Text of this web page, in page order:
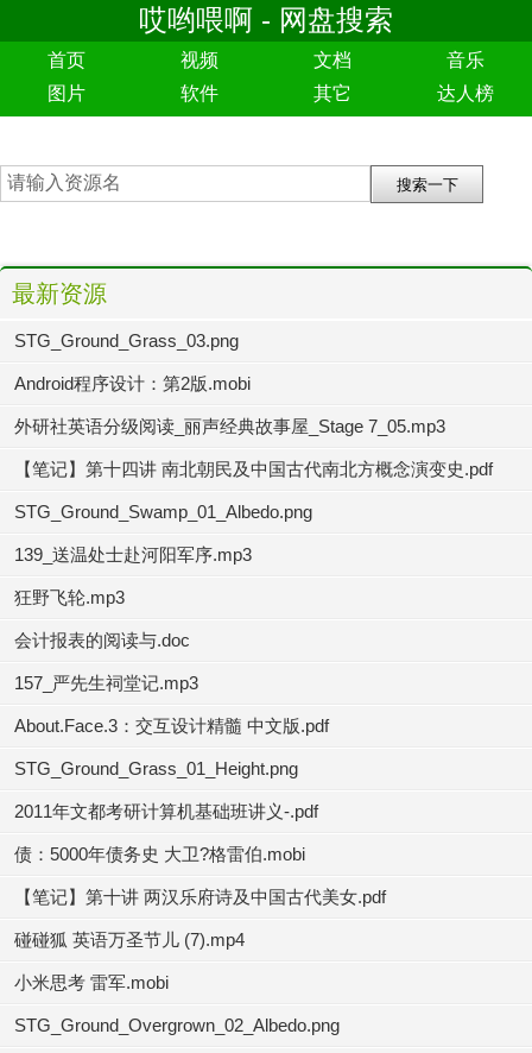
哎哟喂啊 - 网盘搜索
首页 视频 文档
音乐
图片
软件 其它 达人榜
最新资源
STG_Ground_Grass_03.png
Android程序设计：第2版.mobi
外研社英语分级阅读_丽声经典故事屋_Stage 7_05.mp3
【笔记】第十四讲 南北朝民及中国古代南北方概念演变史.pdf
STG_Ground_Swamp_01_Albedo.png
139_送温处士赴河阳军序.mp3
狂野飞轮.mp3
会计报表的阅读与.doc
157_严先生祠堂记.mp3
About.Face.3：交互设计精髓 中文版.pdf
STG_Ground_Grass_01_Height.png
2011年文都考研计算机基础班讲义-.pdf
债：5000年债务史 大卫?格雷伯.mobi
【笔记】第十讲 两汉乐府诗及中国古代美女.pdf
碰碰狐 英语万圣节儿 (7).mp4
小米思考 雷军.mobi
STG_Ground_Overgrown_02_Albedo.png